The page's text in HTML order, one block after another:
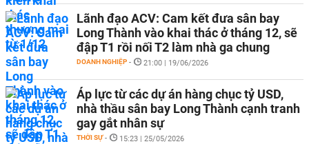
Lãnh đạo ACV: Cam kết đưa sân bay
Long Thành vào khai thác ở tháng 12, sẽ
đập T1 rồi nối T2 làm nhà ga chung
DOANH NGHIỆP - 21:00 | 19/06/2026
Áp lực từ các dự án hàng chục tỷ USD,
nhà thầu sân bay Long Thành cạnh tranh
gay gắt nhân sự
THỜI SỰ - 15:23 | 25/05/2026